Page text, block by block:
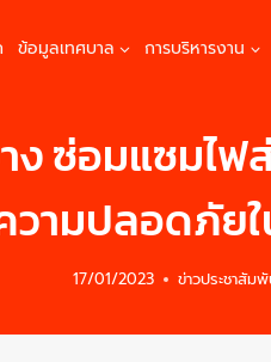
ข้อมูลเทศบาล การบริหารงาน
ซ่อมแซมไ
วามปลอดภั
17/01/2023 ข่าวประชาสัม